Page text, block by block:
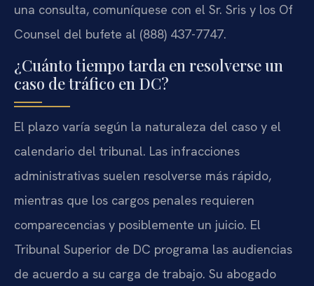
una consulta, comuníquese con el Sr. Sris y los Of
Counsel del bufete al (888) 437-7747.
¿Cuánto tiempo tarda en resolverse un
caso de tráfico en DC?
El plazo varía según la naturaleza del caso y el
calendario del tribunal. Las infracciones
administrativas suelen resolverse más rápido,
mientras que los cargos penales requieren
comparecencias y posiblemente un juicio. El
Tribunal Superior de DC programa las audiencias
de acuerdo a su carga de trabajo. Su abogado